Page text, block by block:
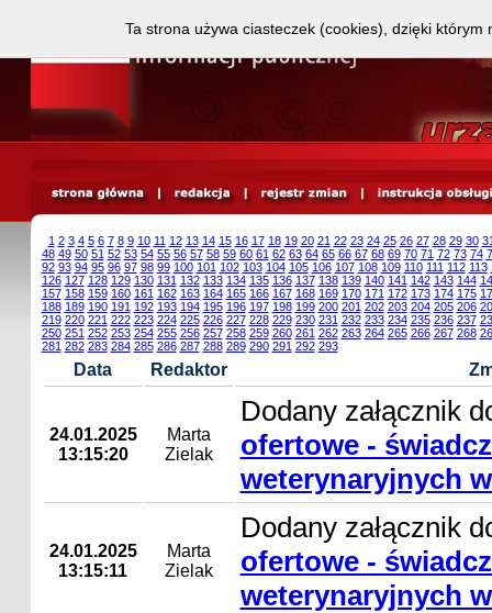
1 2 3 4 5 6 7 8 9 10 11 12 13 14 15 16 17 18 19 20 21 22 23 24 25 26 27 28 29 30
48 49 50 51 52 53 54 55 56 57 58 59 60 61 62 63 64 65 66 67 68 69 70 71 72 73 74
92 93 94 95 96 97 98 99 100 101 102 103 104 105 106 107 108 109 110 111 112 113
126 127 128 129 130 131 132 133 134 135 136 137 138 139 140 141 142 143 144
157 158 159 160 161 162 163 164 165 166 167 168 169 170 171 172 173 174 175
188 189 190 191 192 193 194 195 196 197 198 199 200 201 202 203 204 205 206
219 220 221 222 223 224 225 226 227 228 229 230 231 232 233 234 235 236 237
250 251 252 253 254 255 256 257 258 259 260 261 262 263 264 265 266 267 268
281 282 283 284 285 286 287 288 289 290 291 292 293
Data Redaktor
24.01.2025
13:15:20
Marta
Zielak
Dodany załącznik
ofertowe -
weterynaryjnych
24.01.2025
13:15:11
Marta
Zielak
Dodany załącznik
ofertowe -
weterynaryjnych
Ta strona używa ciasteczek (cookies), dzięki którym